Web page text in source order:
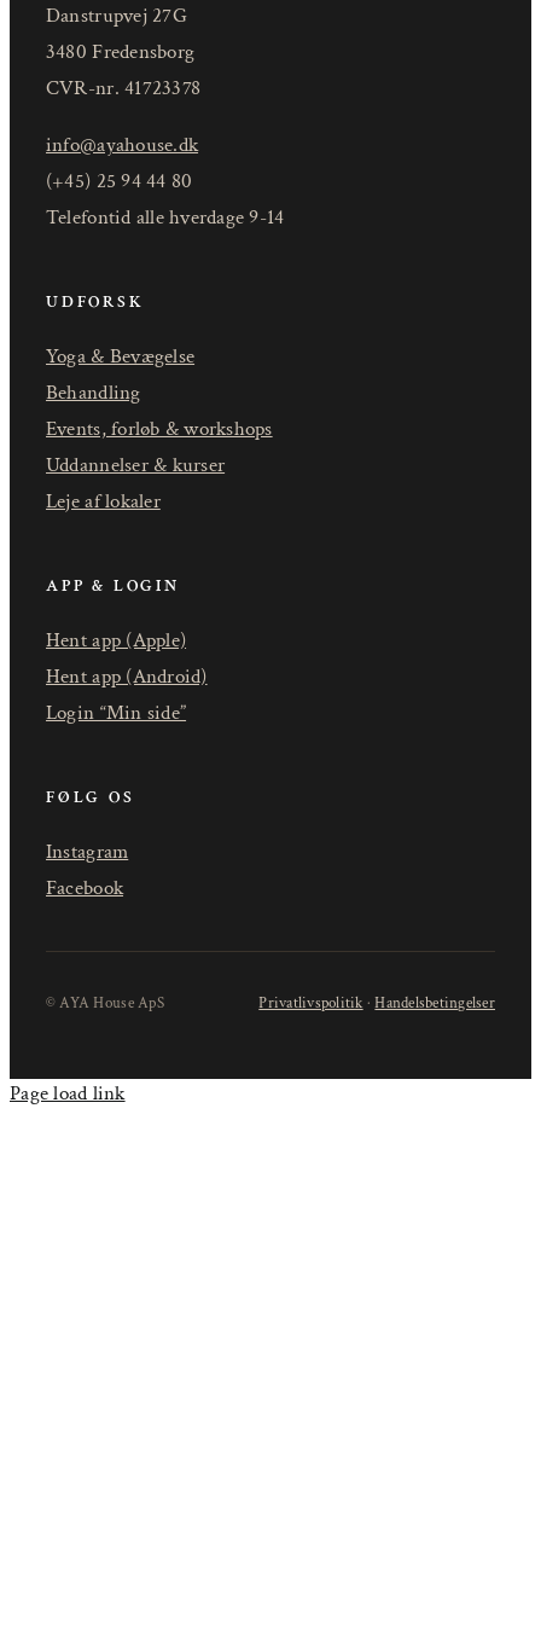
Danstrupvej 27G
3480 Fredensborg
CVR-nr. 41723378
info@ayahouse.dk
(+45) 25 94 44 80
Telefontid alle hverdage 9-14
UDFORSK
Yoga & Bevægelse
Behandling
Events, forløb & workshops
Uddannelser & kurser
Leje af lokaler
APP & LOGIN
Hent app (Apple)
Hent app (Android)
Login “Min side”
FØLG OS
Instagram
Facebook
© AYA House ApS Privatlivspolitik ·Handelsbetingelser
Page load link